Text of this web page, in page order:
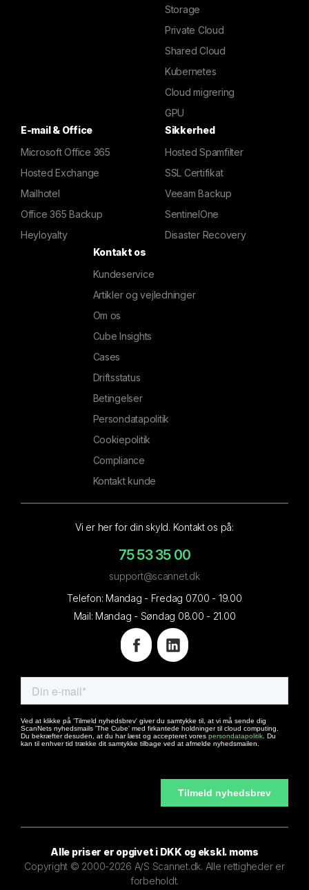
Storage
Private Cloud
Shared Cloud
Kubernetes
Cloud migrering
GPU
E-mail & Office
Microsoft Office 365
Hosted Exchange
Mailhotel
Office 365 Backup
Heyloyalty
Sikkerhed
Hosted Spamfilter
SSL Certifikat
Veeam Backup
SentinelOne
Disaster Recovery
Kontakt os
Kundeservice
Artikler og vejledninger
Om os
Cube Insights
Cases
Driftsstatus
Betingelser
Persondatapolitik
Cookiepolitik
Compliance
Kontakt kunde
Vi er her for din skyld. Kontakt os på:
75 53 35 00
support@scannet.dk
Telefon: Mandag - Fredag 07.00 - 19.00
Mail: Mandag - Søndag 08.00 - 21.00
Alle priser er opgivet i DKK og ekskl. moms
Copyright © 2000-2026 A/S Scannet.dk. Alle rettigheder er
forbeholdt.